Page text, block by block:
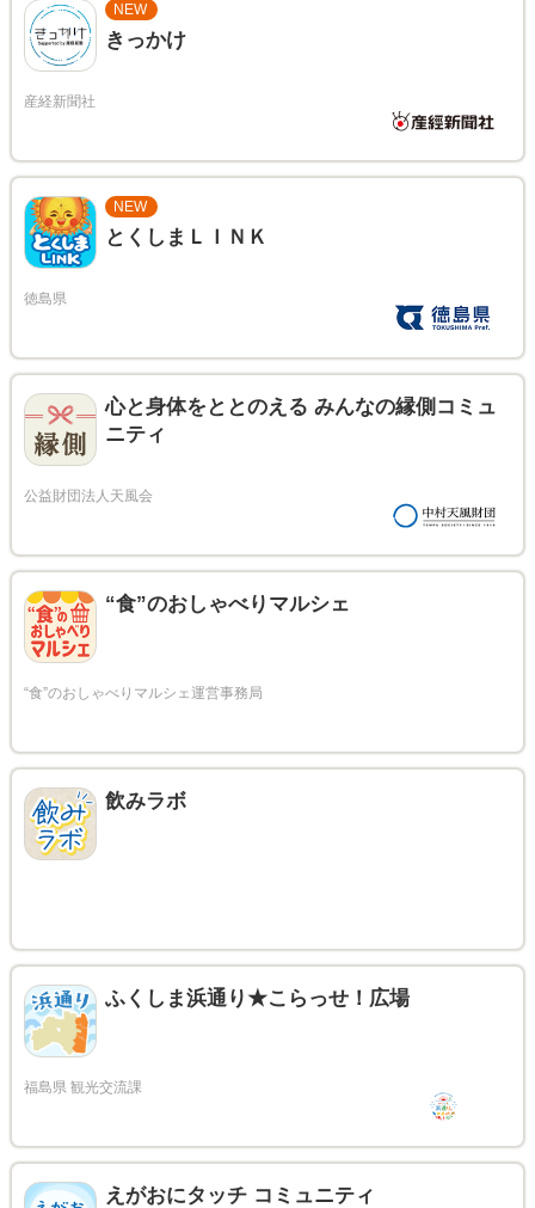
NEW
きっかけ
NEW
とくしまＬＩＮＫ
心と身体をととのえる みんなの縁側コミュ
ニティ
“食”のおしゃべりマルシェ
飲みラボ
ふくしま浜通り★こらっせ！広場
えがおにタッチ コミュニティ